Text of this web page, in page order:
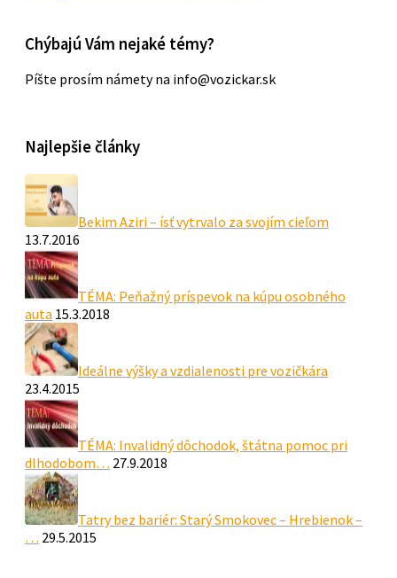
Chýbajú Vám nejaké témy?
Píšte prosím námety na info@vozickar.sk
Najlepšie články
Bekim Aziri – ísť vytrvalo za svojím cieľom
13.7.2016
TÉMA: Peňažný príspevok na kúpu osobného
auta 15.3.2018
Ideálne výšky a vzdialenosti pre vozičkára
23.4.2015
TÉMA: Invalidný dôchodok, štátna pomoc pri
dlhodobom… 27.9.2018
Tatry bez bariér: Starý Smokovec – Hrebienok –
… 29.5.2015